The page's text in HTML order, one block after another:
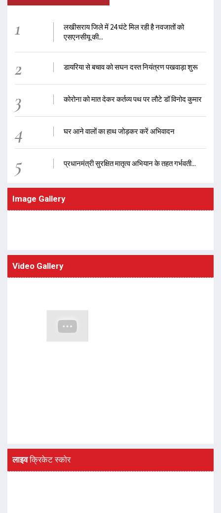
1
लखीसराय जिले में 24 घंटे मिल रही है नवजातों को
एसएनसीयू की...
2 डायरिया से बचाव को सघन दस्त नियंत्रण पखवाड़ा शुरू
3 कोरोना को मात देकर कर्तव्य पथ पर लौटे डॉ विनोद कुमार
4 घर आने वालों का हाथ जोड़कर करें अभिवादन
5 प्रधानमंत्री सुरक्षित मातृत्व अभियान के तहत गर्भवती...
Image Gallery
Video Gallery
लाइवक्रिकेट स्कोर